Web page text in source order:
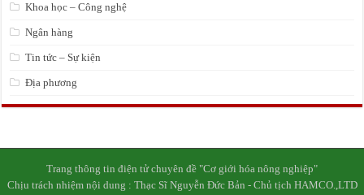
Khoa học – Công nghệ
Ngân hàng
Tin tức – Sự kiện
Địa phương
Trang thông tin điện tử chuyên đề "Cơ giới hóa nông nghiệp"
Chịu trách nhiệm nội dung : Thạc Sĩ Nguyễn Đức Bản - Chủ tịch HAMCO.,LTD